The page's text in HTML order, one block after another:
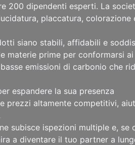
200 dipendenti esperti. La
placcatura, colorazione
siano stabili, affidabili e
materie prime per conformarsi ai
emissioni di carbonio che
espandere la sua presenza
prezzi altamente competitivi,
subisce ispezioni multiple e, se
a diventare il tuo partner a